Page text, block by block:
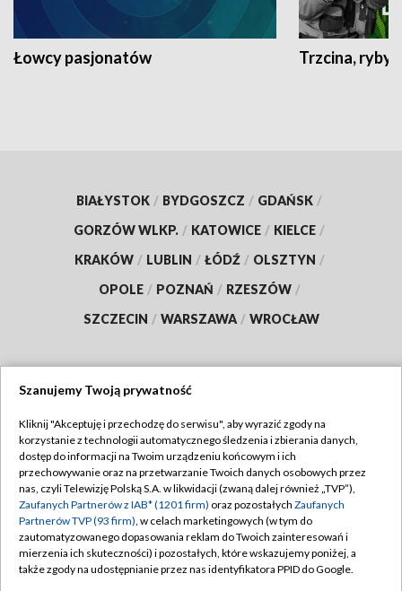
Łowcy pasjonatów Trzcina, ryby
BIAŁYSTOK / BYDGOSZCZ / GDAŃSK /
GORZÓW WLKP. / KATOWICE / KIELCE /
KRAKÓW / LUBLIN / ŁÓDŹ / OLSZTYN /
OPOLE / POZNAŃ / RZESZÓW /
SZCZECIN / WARSZAWA / WROCŁAW
TVP
Abonament TVP
Emisja w TVP
Centrum informacji TVP
Naziemna Telewizja Cyfrowa
Regulamin TVP
Polityka prywatności
Moje zgody
Pomoc
Szanujemy Twoją prywatność
Kliknij "Akceptuję i przechodzę do serwisu", aby wyrazić zgody na
korzystanie z technologii automatycznego śledzenia i zbierania danych,
dostęp do informacji na Twoim urządzeniu końcowym i ich
przechowywanie oraz na przetwarzanie Twoich danych osobowych przez
nas, czyli Telewizję Polską S.A. w likwidacji (zwaną dalej również „TVP”),
Zaufanych Partnerów z IAB* (1201 firm) oraz pozostałych Zaufanych
Partnerów TVP (93 firm), w celach marketingowych (w tym do
zautomatyzowanego dopasowania reklam do Twoich zainteresowań i
mierzenia ich skuteczności) i pozostałych, które wskazujemy poniżej, a
także zgody na udostępnianie przez nas identyfikatora PPID do Google.